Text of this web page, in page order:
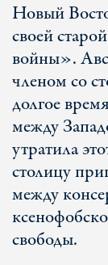
Новый
своей
войны».
членом со
долгое
между
утратила
столицу
между
свободы.